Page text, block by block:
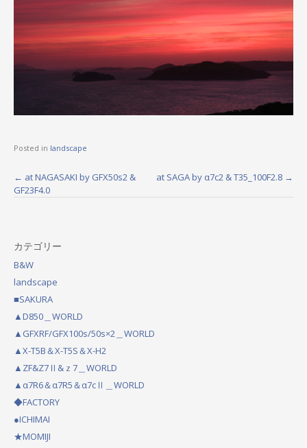
Posted in landscape
P
s
t
n
a
v
i
g
a
t
i
← at NAGASAKI by GFX50s2 &
GF23F4.0
at SAGA by α7c2 & T35_100F2.8 →
カテゴリー
B&W
landscape
■SAKURA
▲D850＿WORLD
▲GFXRF/GFX100s/50s×2＿WORLD
▲X-T5B＆X-T5S＆X-H2
▲ZF&Z7Ⅱ&ｚ7＿WORLD
▲α7R6＆α7R5＆α7cⅡ＿WORLD
◆FACTORY
●ICHIMAI
★MOMIJI